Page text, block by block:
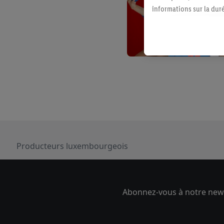
Producteurs luxembourgeois
Abonnez-vous à notre
informations sur la